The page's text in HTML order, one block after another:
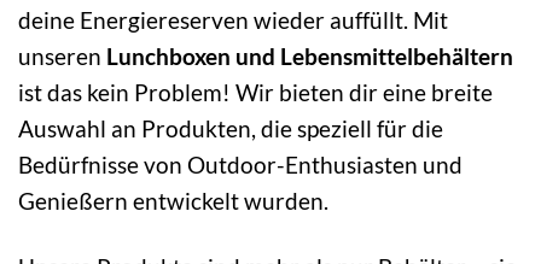
deine Energiereserven wieder auffüllt. Mit
unseren Lunchboxen und Lebensmittelbehältern
ist das kein Problem! Wir bieten dir eine breite
Auswahl an Produkten, die speziell für die
Bedürfnisse von Outdoor-Enthusiasten und
Genießern entwickelt wurden.